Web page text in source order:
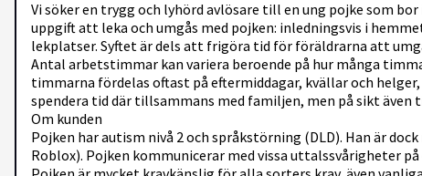
Vi söker en trygg och lyhörd avlösare till en ung pojke som
uppgift att leka och umgås med pojken: inledningsvis i
lekplatser. Syftet är dels att frigöra tid för föräldrarna att
Antal arbetstimmar kan variera beroende på hur många
timmarna fördelas oftast på eftermiddagar, kvällar och
spendera tid där tillsammans med familjen, men på sikt även
Om kunden
Pojken har autism nivå 2 och språkstörning (DLD). Han är
Roblox). Pojken kommunicerar med vissa uttalssvårigheter